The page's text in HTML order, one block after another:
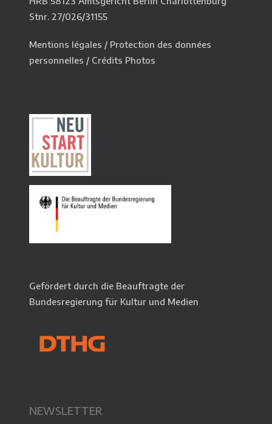
Stnr. 27/026/31155
Mentions légales / Protection des données
personnelles / Crédits Photos
Gefördert durch die Beauftragte der
Bundesregierung für Kultur und Medien
NEWSLETTER